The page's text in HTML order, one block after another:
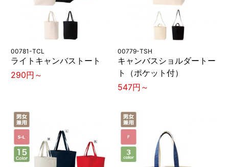
00781-TCL
ライトキャンバストート
290円～
00779-TSH
キャンバスショルダートー
ト（ポケット付）
547円～